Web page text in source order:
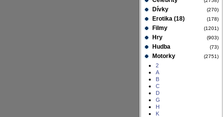
Dívky (270)
Erotika (18) (178)
Filmy (1201)
Hry (903)
Hudba (73)
Motorky (2751)
2
A
B
C
D
G
H
K